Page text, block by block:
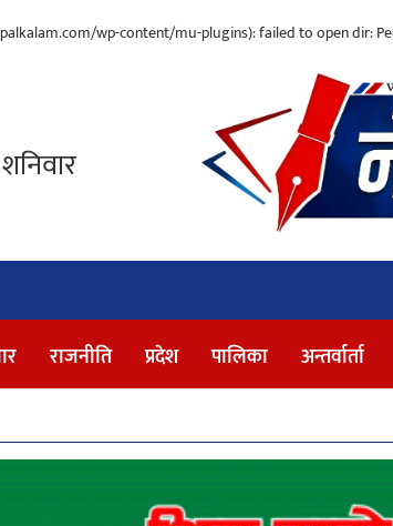
wp-content/mu-plugins): failed to open dir:
राजनीति प्रदेश पालिका अन्तर्वार्ता